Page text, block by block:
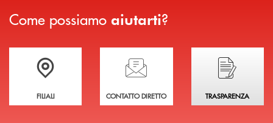
Come possiamo aiutarti?
Trova la filiale più vicina a te
FILIALI
Hai bisogno di assistenza immediata?
CONTATTO DIRETTO
Hai bisogno di
TRASPARENZA